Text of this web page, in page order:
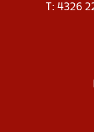
T: 4326